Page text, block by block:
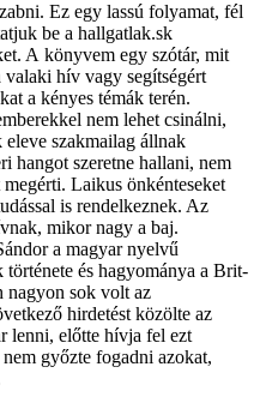
Ez egy lassú folyamat, fél
be a hallgatlak.sk
A könyvem egy szótár, mit
valaki hív vagy segítségért
a kényes témák terén.
nem lehet csinálni,
szakmailag állnak
hangot szeretne hallani, nem
Laikus önkénteseket
is rendelkeznek. Az
mikor nagy a baj.
a magyar nyelvű
és hagyománya a Brit-
nagyon sok volt az
hirdetést közölte az
lenni, előtte hívja fel ezt
győzte fogadni azokat,